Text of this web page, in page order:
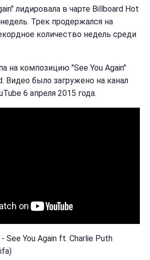
лидировала в чарте Billboard Hot
Трек продержался на
количество недель среди
на композицию "See You Again"
Видео было загружено на канал
6 апреля 2015 года.
See You Again ft. Charlie Puth